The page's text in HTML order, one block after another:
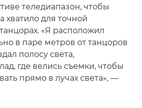
теледиапазон, чтобы
хватило для точной
«Я расположил
в паре метров от танцоров
полосу света,
где велись съемки, чтобы
прямо в лучах света», —